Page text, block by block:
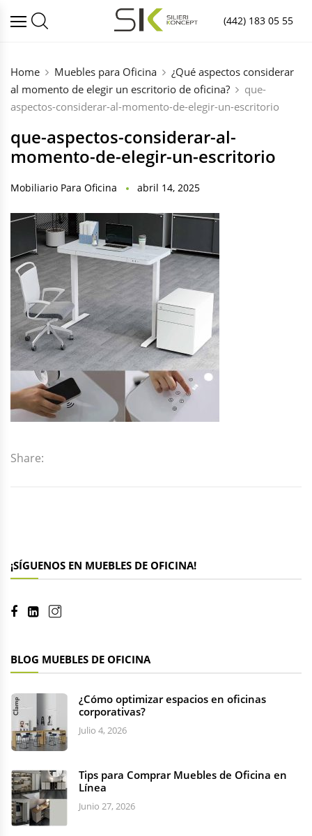
(442) 183 05 55
Home Muebles para Oficina
¿Qué aspectos considerar
al momento de elegir un escritorio de oficina?
que-
aspectos-considerar-al-momento-de-elegir-un-escritorio
que-aspectos-considerar-al-
momento-de-elegir-un-escritorio
Mobiliario Para Oficina abril 14, 2025
Share:
¡SÍGUENOS EN MUEBLES DE OFICINA!
BLOG MUEBLES DE OFICINA
¿Cómo optimizar espacios en oficinas
corporativas?
Julio 4, 2026
Tips para Comprar Muebles de Oficina en
Línea
Junio 27, 2026